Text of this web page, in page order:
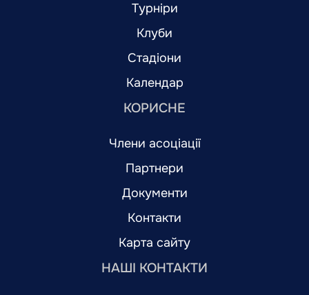
Турніри
Клуби
Стадіони
Календар
КОРИСНЕ
Члени асоціації
Партнери
Документи
Контакти
Карта сайту
НАШІ КОНТАКТИ